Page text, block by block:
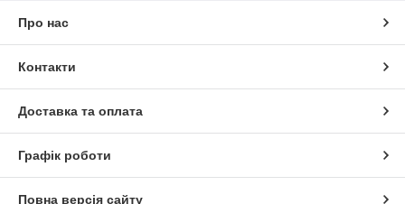
Про нас
Контакти
Доставка та оплата
Графік роботи
Повна версія сайту